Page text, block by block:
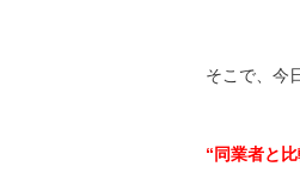
そこで、今
“同業者と